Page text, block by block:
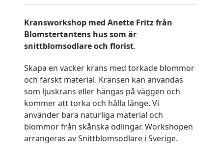
Kransworkshop med Anette Fritz från
Blomstertantens hus som är
snittblomsodlare och florist.
Skapa en vacker krans med torkade blommor
och färskt material. Kransen kan användas
som ljuskrans eller hängas på väggen och
kommer att torka och hålla länge. Vi
använder bara naturliga material och
blommor från skånska odlingar. Workshopen
arrangeras av Snittblomsodlare i Sverige.